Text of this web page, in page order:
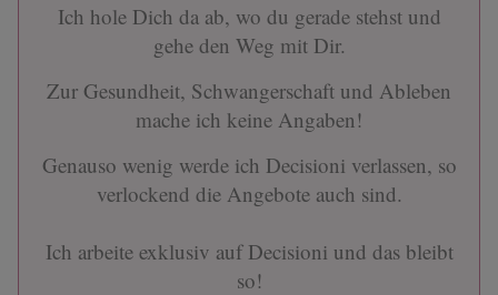
Ich hole Dich da ab, wo du gerade stehst und
gehe den Weg mit Dir.
Zur Gesundheit, Schwangerschaft und Ableben
mache ich keine Angaben!
Genauso wenig werde ich Decisioni verlassen, so
verlockend die Angebote auch sind.
Ich arbeite exklusiv auf Decisioni und das bleibt
so!